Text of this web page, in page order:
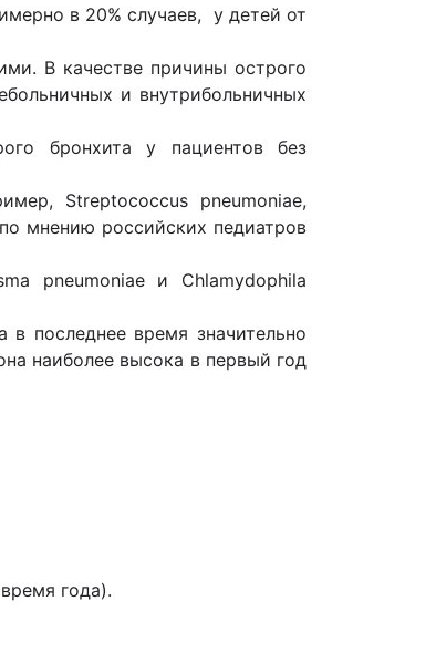
в 20% случаев, у детей от
В качестве причины острого
и внутрибольничных
бронхита у пациентов без
Streptococcus pneumoniae,
мнению российских педиатров
pneumoniae и Chlamydophila
последнее время значительно
наиболее высока в первый год
года).